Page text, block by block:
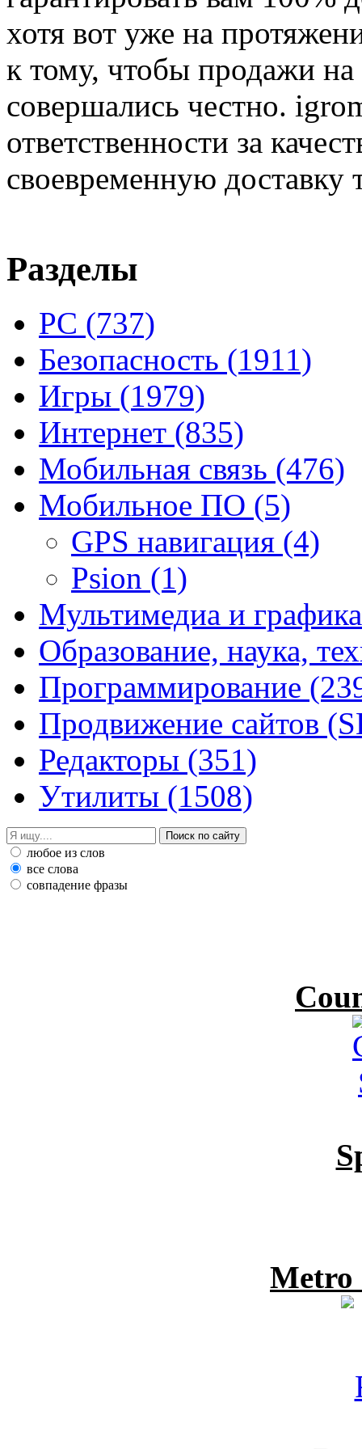
хотя вот уже на
к тому, чтобы продажи
совершались честно.
ответственности за
своевременную доставку
Разделы
PC (737)
Безопасность (1911)
Игры (1979)
Интернет (835)
Мобильная связь (476)
Мобильное ПО (5)
GPS навигация (4)
Psion (1)
Мультимедиа и
Образование, наука,
Программирование
Продвижение сайтов
Редакторы (351)
Утилиты (1508)
любое из слов
все слова
совпадение фразы
Metro